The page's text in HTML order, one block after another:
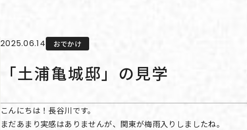
2025.06.14 おでかけ
「土浦亀城邸」の見学
こんにちは！長谷川です。
まだあまり実感はありませんが、関東が梅雨入りしましたね。